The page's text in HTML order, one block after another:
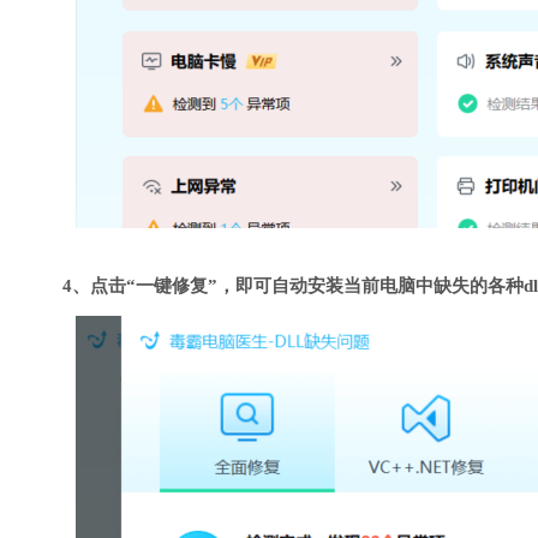
4、点击“一键修复”，即可自动安装当前电脑中缺失的各种